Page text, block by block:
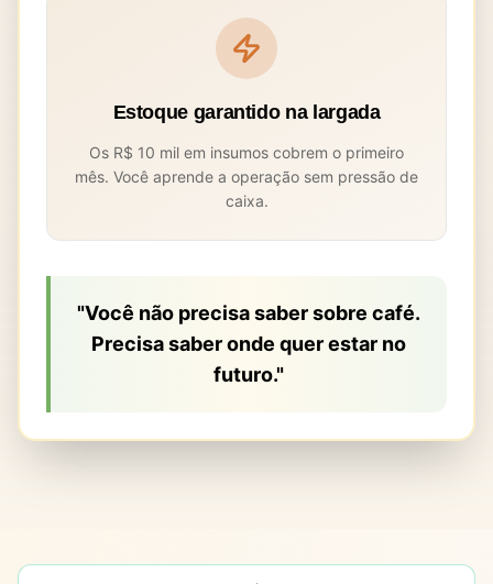
Estoque garantido na largada
Os R$ 10 mil em insumos cobrem o primeiro
mês. Você aprende a operação sem pressão de
caixa.
"Você não precisa saber sobre café.
Precisa saber onde quer estar no
futuro."